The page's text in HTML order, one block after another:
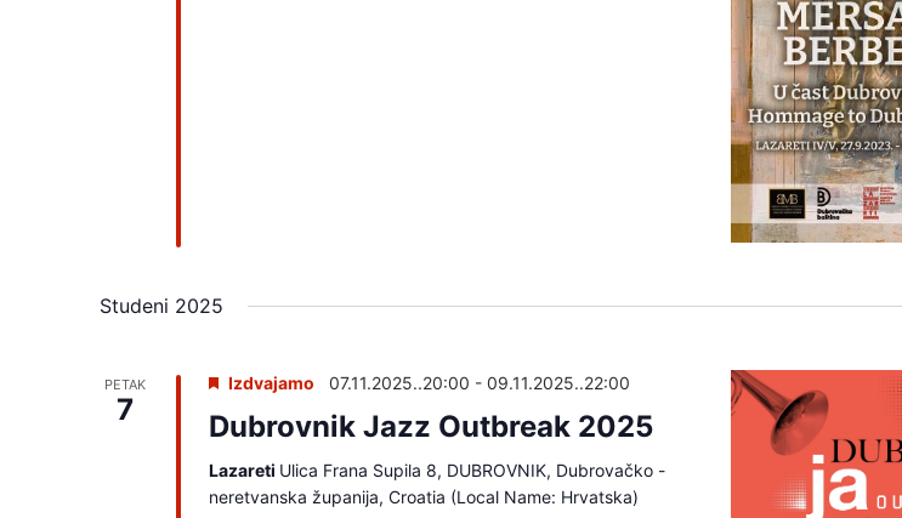
Studeni 2025
PETAK
7
Izdvajamo 07.11.2025..20:00 - 09.11.2025..22:00
Dubrovnik Jazz Outbreak 2025
Lazareti Ulica Frana Supila 8, DUBROVNIK, Dubrovačko -
neretvanska županija, Croatia (Local Name: Hrvatska)